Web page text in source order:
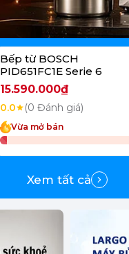
Bếp từ BOSCH
PID651FC1E Serie 6
15.590.000₫
0.0 (0 Đánh giá)
Vừa mở bán
Xem tất cả